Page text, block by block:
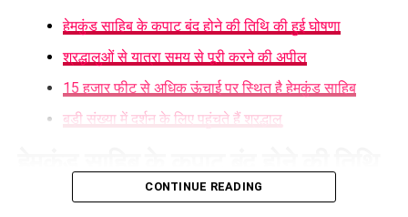
हेमकुंड साहिब के कपाट बंद होने की तिथि की हुई घोषणा
श्रद्धालुओं से यात्रा समय से पूरी करने की अपील
15 हजार फीट से अधिक ऊंचाई पर स्थित है हेमकुंड साहिब
बड़ी संख्या में दर्शन के लिए पहुंचते हैं श्रद्धालु
की हुई घोषणा
CONTINUE READING